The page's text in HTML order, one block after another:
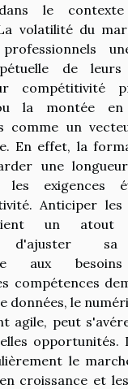
le
volatilité du
de
compétitivité
la montée en
comme un
En effet, la
une
les exigences
Anticiper les
un atout
d'ajuster sa
aux
compétences
données, le
agile, peut
opportunités.
le
croissance et